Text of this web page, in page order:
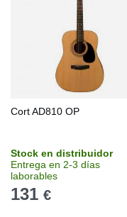
Cort AD810 OP
Stock en distribuidor
Entrega en 2-3 días
laborables
131 €